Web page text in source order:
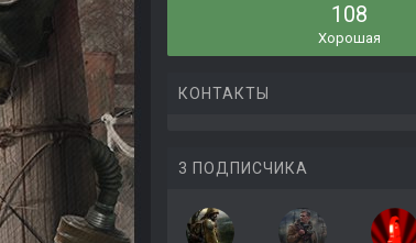
108
Хорошая
КОНТАКТЫ
3 ПОДПИСЧИКА